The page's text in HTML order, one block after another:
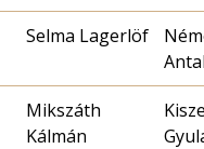
Selma Lagerlöf
Mikszáth
Kálmán